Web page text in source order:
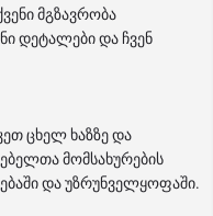
მგზავრობა
დეტალები და ჩვენ
ცხელ ხაზზე და
მომსახურების
და უზრუნველყოფაში.